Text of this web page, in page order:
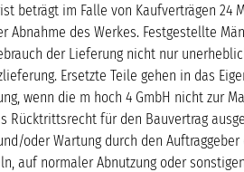
beträgt im Falle von Kaufverträgen
des Werkes. Festgestellte
der Lieferung nicht nur
Ersetzte Teile gehen in das
wenn die m hoch 4 GmbH nicht zur
für den Bauvertrag
oder Wartung durch den
normaler Abnutzung oder